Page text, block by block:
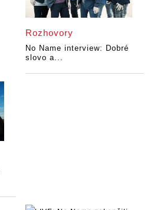
Rozhovory
No Name interview: Dobré
slovo a...